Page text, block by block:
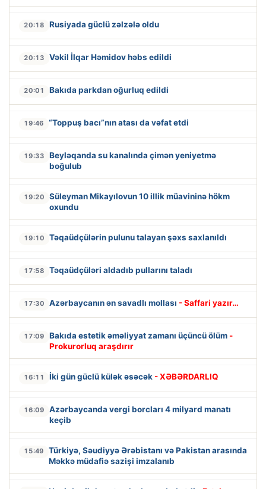
20:18 Rusiyada güclü zəlzələ oldu
20:13 Vəkil İlqar Həmidov həbs edildi
20:01 Bakıda parkdan oğurluq edildi
19:46 “Toppuş bacı”nın atası da vəfat etdi
19:33
Beyləqanda su kanalında çimən yeniyetmə
boğulub
19:20
Süleyman Mikayılovun 10 illik müavininə hökm
oxundu
19:10 Təqaüdçülərin pulunu talayan şəxs saxlanıldı
17:58 Təqaüdçüləri aldadıb pullarını taladı
17:30 Azərbaycanın ən savadlı mollası - Saffari yazır…
17:09 Bakıda estetik əməliyyat zamanı üçüncü ölüm -
Prokurorluq araşdırır
16:11 İki gün güclü külək əsəcək - XƏBƏRDARLIQ
16:09
Azərbaycanda vergi borcları 4 milyard manatı
keçib
15:49
Türkiyə, Səudiyyə Ərəbistanı və Pakistan arasında
Məkkə müdafiə sazişi imzalanıb